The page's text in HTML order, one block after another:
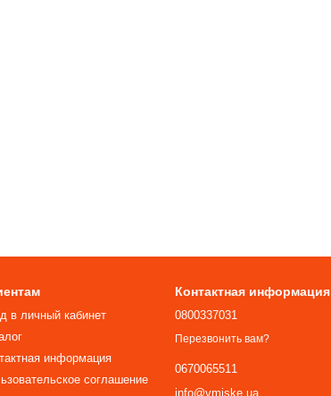
в личный кабинет
информация
соглашение
Контактная информация
0800337031
Перезвонить вам?
0670065511
info@vmiske.ua